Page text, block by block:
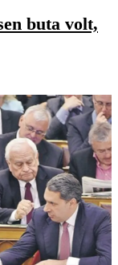
buta volt,